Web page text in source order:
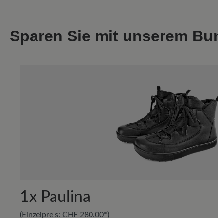
Sparen Sie mit unserem
1x Paulina
(Einzelpreis: CHF 280.00*)